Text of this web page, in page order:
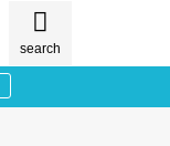
search